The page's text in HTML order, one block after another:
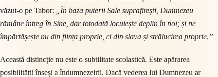
văzut-o pe Tabor:
„În baza puterii Sale suprafirești, Dumnezeu
rămâne întreg în Sine, dar totodată locuiește deplin în noi; și ne
împărtășește nu din ființa proprie, ci din slava și strălucirea proprie.”
Această distincție nu este o subtilitate scolastică. Este apărarea
posibilității înseși a îndumnezeirii. Dacă vederea lui Dumnezeu ar